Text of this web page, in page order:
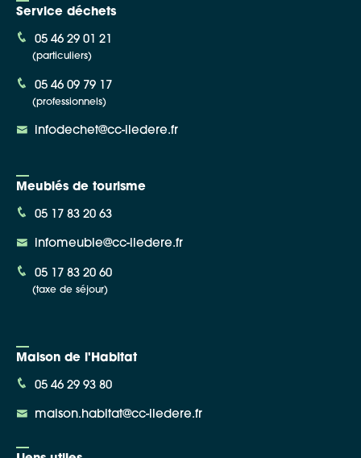
Service déchets
05 46 29 01 21
(particuliers)
05 46 09 79 17
(professionnels)
infodechet@cc-iledere.fr
Meublés de tourisme
05 17 83 20 63
infomeuble@cc-iledere.fr
05 17 83 20 60
(taxe de séjour)
Maison de l'Habitat
05 46 29 93 80
maison.habitat@cc-iledere.fr